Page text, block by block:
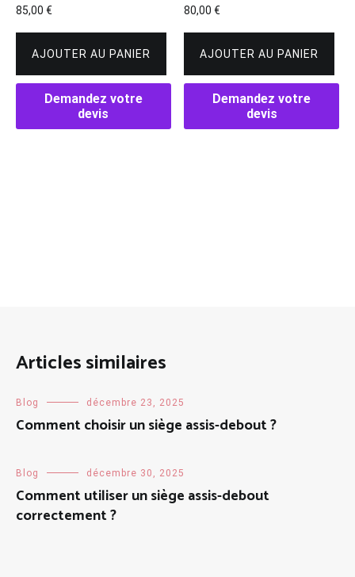
85,00 €
AJOUTER AU PANIER
Demandez votre
devis
80,00€
AJOUTER AU PANIER
Demandez votre
devis
Articles similaires
Blog décembre 23, 2025
Comment choisir un siège assis-debout ?
Blog décembre 30, 2025
Comment utiliser un siège assis-debout
correctement ?